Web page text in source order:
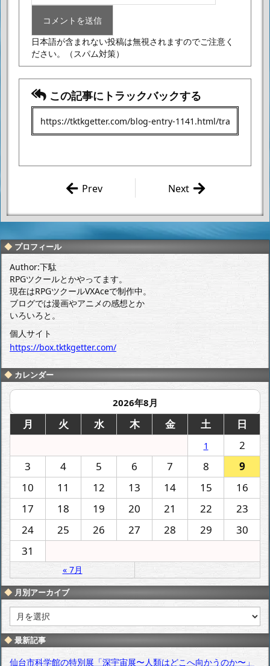
日本語が含まれない投稿は無視されますのでご注意く
ださい。
（スパム対策）
この記事にトラックバックする
いぞ
Next
ンドー3DS LL
を購入したよ
ー。
Prev
プロフィール
Author:下駄
RPGツクールとかやってます。
現在はRPGツクールVXAceで制作中。
ブログでは漫画やアニメの感想とか
いろいろと。
個人サイト
https://box.tktkgetter.com/
カレンダー
2026年8月
月 火 水 木 金 土 日
1
2
3
4 5 6 7 8
9
10
11 12 13 14 15
16
17
18 19 20 21 22
23
24
25 26 27 28 29
30
31
« 7月
月別アーカイブ
別
ア
ー
カ
最新記事
仙台市科学館の特別展「深宇宙展〜人類はどこへ向かうのか〜」